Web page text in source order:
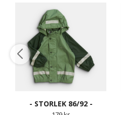
- STORLEK 86/92 -